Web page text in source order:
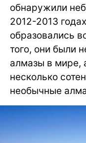
обнаружили
2012-2013
образовались
того, они были
алмазы в мире,
несколько
необычные